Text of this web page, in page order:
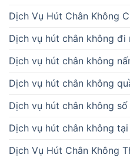
Dịch Vụ Hút Chân Không
Dịch vụ hút chân không đi
Dịch vụ hút chân không
Dịch vụ hút chân không
Dịch vụ hút chân không
Dịch vụ hút chân không
Dịch Vụ Hút Chân Không